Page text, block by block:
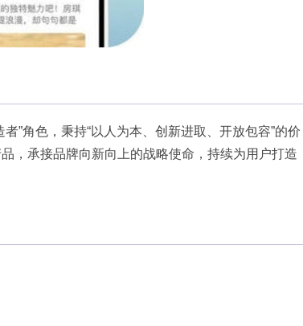
”角色，秉持“以人为本、创新进取、开放包容”的价
，承接品牌向新向上的战略使命，持续为用户打造